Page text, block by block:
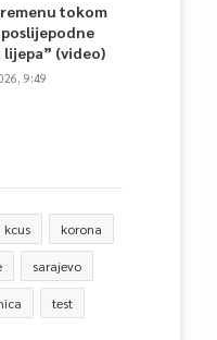
tokom
(video)
9:49
kcus korona
sarajevo
test